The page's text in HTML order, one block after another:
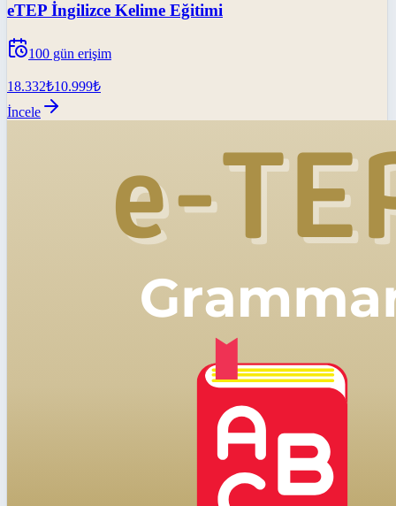
eTEP İngilizce Kelime Eğitimi
100 gün erişim
18.332₺10.999₺
İncele